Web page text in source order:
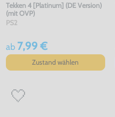
Tekken 4 [Platinum] (DE Version)
(mit OVP)
PS2
ab 7,99 €
Zustand wählen